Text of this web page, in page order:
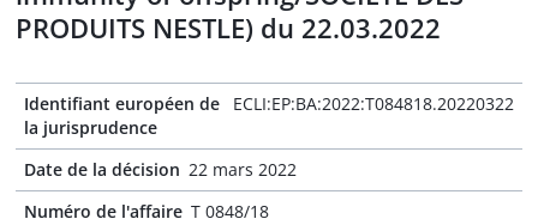
PRODUITS NESTLE) du 22.03.2022
Identifiant européen de
la jurisprudence
ECLI:EP:BA:2022:T084818.20220322
Date de la décision 22 mars 2022
Numéro de l'affaire T 0848/18